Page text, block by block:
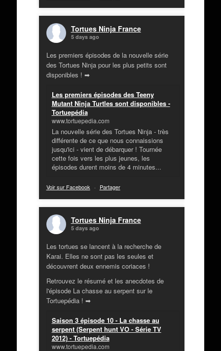
Tortues Ninja France
5 days ago
Les premiers épisodes de la nouvelle série
des Tortues Ninja pour les plus petits sont
disponibles ! ➡
Les premiers épisodes des Teeny
Mutant Ninja Turtles sont disponibles -
Tortuepédia
www.tortuepedia.com
La nouvelle série des Tortues Ninja - très
différente de ce que nous connaissions
jusqu'ici - vient de débarquer ! Tournée
cette fois vers les plus jeunes, les
épisodes durent moins de 4 minutes...
Voir sur Facebook · Partager
Tortues Ninja France
5 days ago
Les tortues se lancent à la recherche de
Karai. Elles ne sont pas les seules et
découvrent deux ennemis coriaces !
Retrouvez le résumé et les anecdotes de
l'épisode La chasse au serpent sur le
Tortuepédia ! ➡
Saison 3 épisode 10 - La chasse au
serpent (Serpent hunt VO - Série TV
2012) - Tortuepédia
www.tortuepedia.com